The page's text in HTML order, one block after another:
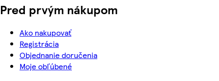
Pred prvým nákupom
Ako nakupovať
Registrácia
Objednanie doručenia
Moje obľúbené